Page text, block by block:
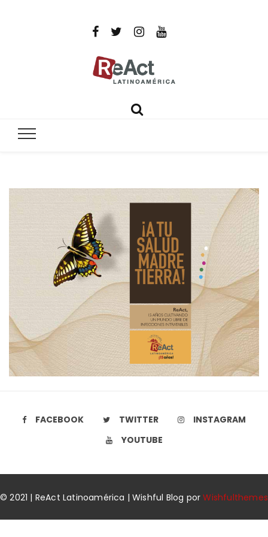
Por un mundo libre de infecciones intratables
FACEBOOK TWITTER
INSTAGRAM
YOUTUBE
© 2021 | ReAct Latinoamérica | Wishful Blog porWishfulthemes